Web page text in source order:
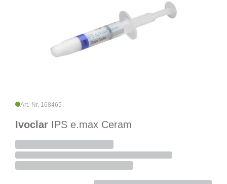
Art.-Nr. 168465
Ivoclar IPS e.max Ceram